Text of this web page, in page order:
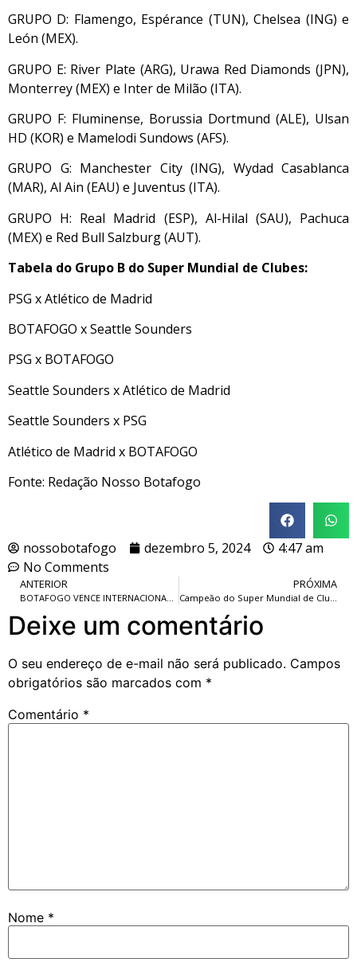
GRUPO D: Flamengo, Espérance (TUN), Chelsea (ING) e
León (MEX).
GRUPO E: River Plate (ARG), Urawa Red Diamonds (JPN),
Monterrey (MEX) e Inter de Milão (ITA).
GRUPO F: Fluminense, Borussia Dortmund (ALE), Ulsan
HD (KOR) e Mamelodi Sundows (AFS).
GRUPO G: Manchester City (ING), Wydad Casablanca
(MAR), Al Ain (EAU) e Juventus (ITA).
GRUPO H: Real Madrid (ESP), Al-Hilal (SAU), Pachuca
(MEX) e Red Bull Salzburg (AUT).
Tabela do Grupo B do Super Mundial de Clubes:
PSG x Atlético de Madrid
BOTAFOGO x Seattle Sounders
PSG x BOTAFOGO
Seattle Sounders x Atlético de Madrid
Seattle Sounders x PSG
Atlético de Madrid x BOTAFOGO
Fonte: Redação Nosso Botafogo
nossobotafogo dezembro 5, 2024
4:47 am
No Comments
ANTERIOR
BOTAFOGO VENCE INTERNACIONAL NO BEIRA-RIO E FICA A UM EMPATE DO TRICAMPEONATO BRASILEIRO.
PRÓXIMA
Campeão do Super Mundial de Clubes levará R$ 640 milhões; Botafogo, só por participar, pode receber até R$ 320 milhões.
Deixe um comentário
O seu endereço de e-mail não será publicado. Campos
obrigatórios são marcados com *
Comentário *
Nome *